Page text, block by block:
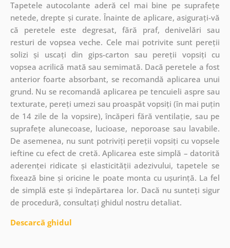
Tapetele autocolante aderă cel mai bine pe suprafețe
netede, drepte și curate. Înainte de aplicare, asigurați-vă
că peretele este degresat, fără praf, denivelări sau
resturi de vopsea veche. Cele mai potrivite sunt pereții
solizi și uscați din gips-carton sau pereții vopsiți cu
vopsea acrilică mată sau semimată. Dacă peretele a fost
anterior foarte absorbant, se recomandă aplicarea unui
grund. Nu se recomandă aplicarea pe tencuieli aspre sau
texturate, pereți umezi sau proaspăt vopsiți (în mai puțin
de 14 zile de la vopsire), încăperi fără ventilație, sau pe
suprafețe alunecoase, lucioase, neporoase sau lavabile.
De asemenea, nu sunt potriviți pereții vopsiți cu vopsele
ieftine cu efect de cretă. Aplicarea este simplă – datorită
aderenței ridicate și elasticității adezivului, tapetele se
fixează bine și oricine le poate monta cu ușurință. La fel
de simplă este și îndepărtarea lor. Dacă nu sunteți sigur
de procedură, consultați ghidul nostru detaliat.
Descarcă ghidul